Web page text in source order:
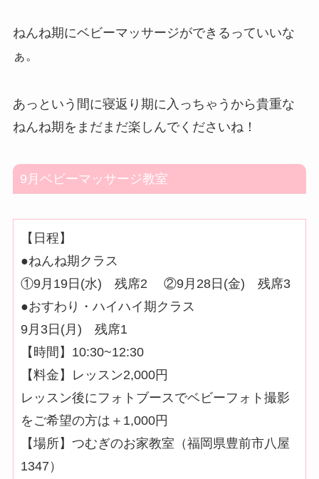
ねんね期にベビーマッサージができるっていいな
ぁ。
あっという間に寝返り期に入っちゃうから貴重な
ねんね期をまだまだ楽しんでくださいね！
9月ベビーマッサージ教室
【日程】
●ねんね期クラス
①9月19日(水) 残席2 ②9月28日(金) 残席3
●おすわり・ハイハイ期クラス
9月3日(月) 残席1
【時間】10:30~12:30
【料金】レッスン2,000円
レッスン後にフォトブースでベビーフォト撮影
をご希望の方は＋1,000円
【場所】つむぎのお家教室（福岡県豊前市八屋
1347）